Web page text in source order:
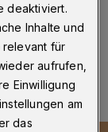
deaktiviert.
Inhalte und
relevant für
aufrufen,
Einwilligung
am
das